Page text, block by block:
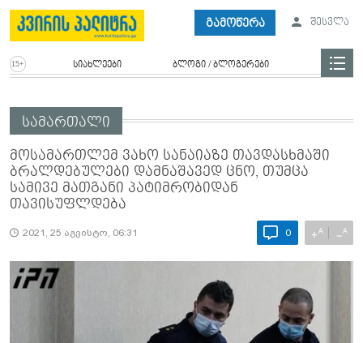
გამოწერა შესვლა
სიახლეები ბლოგი / ბლოგერები
სამართალი
მოსამართლემ ვახო სანაიაზე თავდასხმაში
ბრალდებულები დამნაშავედ ცნო, თუმცა
სამივე მათგანი პატიმრობიდან
თავისუფლდება
2021, 25 აგვისტო, 06:31 0 +A −A